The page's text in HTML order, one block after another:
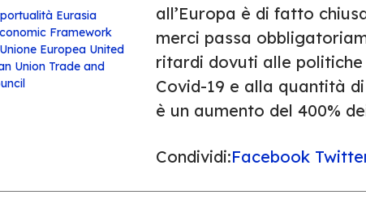
Eurasia
Framework
Unione Europea United
Union Trade and
all’Europa è di fatto
merci passa
ritardi dovuti alle
Covid-19 e alla quantità
è un aumento del 400%
Condividi:Facebook